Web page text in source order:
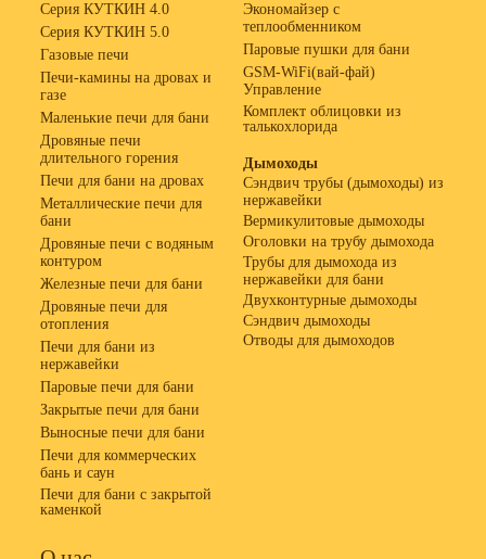
Серия КУТКИН 4.0
Серия КУТКИН 5.0
Газовые печи
Печи-камины на дровах и
газе
Маленькие печи для бани
Дровяные печи
длительного горения
Печи для бани на дровах
Металлические печи для
бани
Дровяные печи с водяным
контуром
Железные печи для бани
Дровяные печи для
отопления
Печи для бани из
нержавейки
Паровые печи для бани
Закрытые печи для бани
Выносные печи для бани
Печи для коммерческих
бань и саун
Печи для бани с закрытой
каменкой
Экономайзер с
теплообменником
Паровые пушки для бани
GSM-WiFi(вай-фай)
Управление
Комплект облицовки из
талькохлорида
Дымоходы
Сэндвич трубы (дымоходы) из
нержавейки
Вермикулитовые дымоходы
Оголовки на трубу дымохода
Трубы для дымохода из
нержавейки для бани
Двухконтурные дымоходы
Сэндвич дымоходы
Отводы для дымоходов